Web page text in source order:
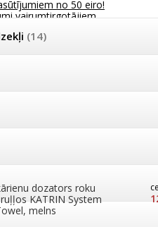
(14)
no 50 eiro!
vairumtirgotājiem
»Papīra dvieļu dozatori
Ražotājs
dozators roku
KATRIN System
melns